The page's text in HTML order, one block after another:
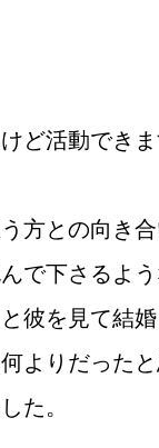
ど活動でき
方との向き
で下さるよう
を見て結
よりだったと
た。